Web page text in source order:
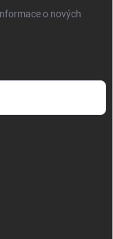
o nových